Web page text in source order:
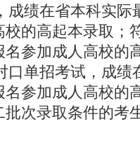
绩在省本科实际
的高起本录取；
参加成人高校的
单招考试，成绩
参加成人高校的
次录取条件的考